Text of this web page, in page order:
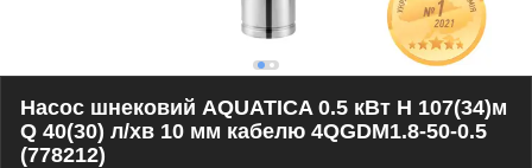
Насос шнековий AQUATICA 0.5 кВт H 107(34)м
Q 40(30) л/хв 10 мм кабелю 4QGDM1.8-50-0.5
(778212)